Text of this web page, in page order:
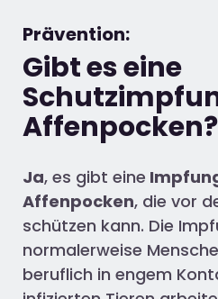
Prävention:
Gibt es eine
Affenpocken?
Ja, es gibt eine
Affenpocken, die vor
schützen kann. Die
normalerweise
beruflich in engem